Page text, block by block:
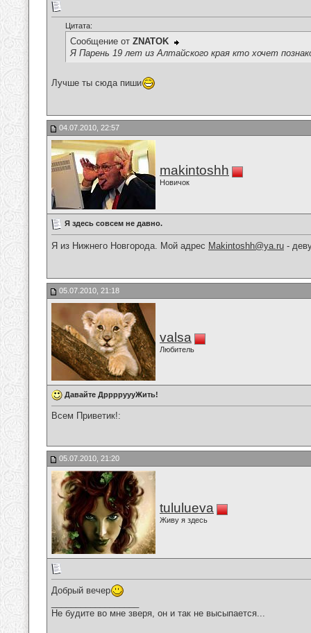
Цитата:
Сообщение от ZNATOK
Я Парень 19 лет из Алтайского края кто хочет
Лучше ты сюда пиши
04.07.2010, 22:57
makintoshh
Новичок
Я здесь совсем не давно.
Я из Нижнего Новгорода. Мой адрес Makintoshh@ya.ru -
05.07.2010, 21:18
valsa
Любитель
Давайте ДрррруууЖить!
Всем Приветик!:
05.07.2010, 21:20
tululueva
Живу я здесь
Добрый вечер
Не будите во мне зверя, он и так не высыпается...